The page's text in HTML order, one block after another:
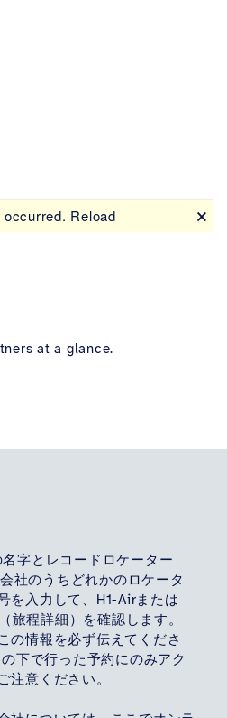
at a glance.
字とレコードロケーター
会社のうちどれかのロケータ
を入力して、H1-Airまたは
旅程詳細）を確認します。
の情報を必ず伝えてくださ
下で行った予約にのみアク
注意ください。